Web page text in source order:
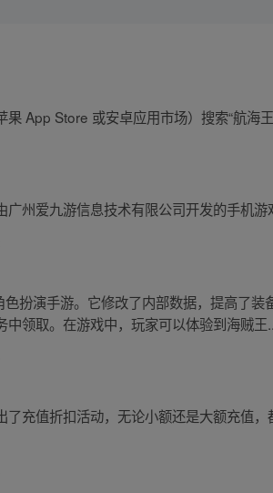
App Store 或安卓应用市场）搜索“航海王
广州爱九游信息技术有限公司开发的手机
扮演手游。它修改了内部数据，提高了
中领取。在游戏中，玩家可以体验到海贼王
了充值折扣活动，无论小额还是大额充值